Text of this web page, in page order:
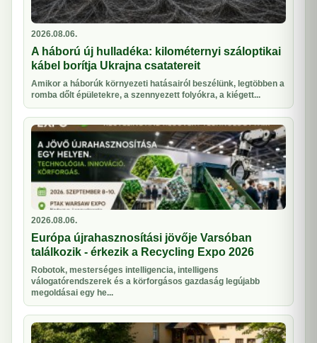
2026.08.06.
A háború új hulladéka: kilométernyi száloptikai
kábel borítja Ukrajna csatatereit
Amikor a háborúk környezeti hatásairól beszélünk, legtöbben a
romba dőlt épületekre, a szennyezett folyókra, a kiégett...
2026.08.06.
Európa újrahasznosítási jövője Varsóban
találkozik - érkezik a Recycling Expo 2026
Robotok, mesterséges intelligencia, intelligens
válogatórendszerek és a körforgásos gazdaság legújabb
megoldásai egy he...